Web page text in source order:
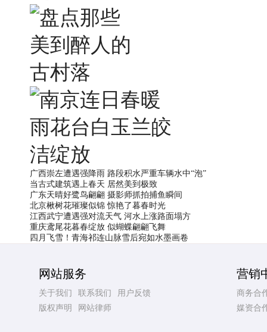
广西崇左遭遇强降雨 路段积水严重车辆水中“泡”​
当古式建筑遇上春天 居然美到极致
广东天晴好鹭鸟翩翩 摄影师抓拍捕鱼瞬间
北京楸树花璀璨似锦 惊艳了暮春时光
江西武宁遭遇强对流天气 河水上涨路面塌方
重庆鸢尾花暮春绽放 似蝴蝶翩翩飞舞
四月飞雪！青海祁连山脉雪后宛如水墨画卷
网站服务
关于我们 联系我们
用户反馈
版权声明
网站律师
营销
商务合
媒资合